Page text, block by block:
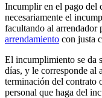
Incumplir en el pago del
necesariamente el
facultando al arrendador
arrendamiento con justa
El incumplimiento se da
días, y le corresponde al
terminación del contrato
personal que haga del